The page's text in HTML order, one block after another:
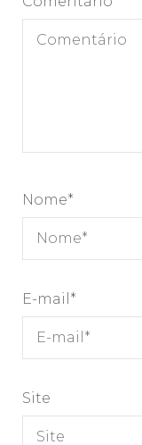
Nome*
E-mail *
Site